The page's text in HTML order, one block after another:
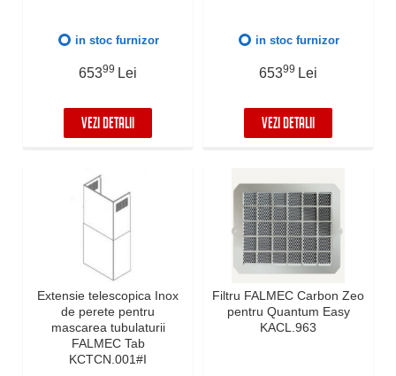
in stoc furnizor
65399 Lei
VEZI DETALII
in stoc furnizor
65399 Lei
VEZI DETALII
Extensie telescopica Inox
de perete pentru
mascarea tubulaturii
FALMEC Tab
KCTCN.001#I
Filtru FALMEC Carbon Zeo
pentru Quantum Easy
KACL.963